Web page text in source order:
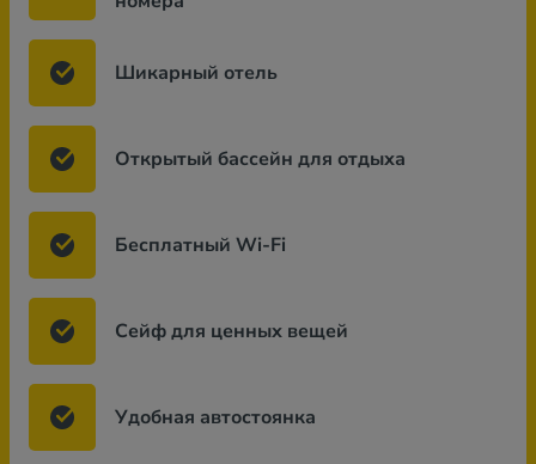
Шикарный отель
Открытый бассейн для отдыха
Бесплатный Wi-Fi
Сейф для ценных вещей
Удобная автостоянка